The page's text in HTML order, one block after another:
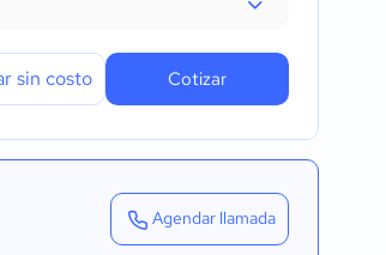
sin costo Cotizar
Agendar llamada